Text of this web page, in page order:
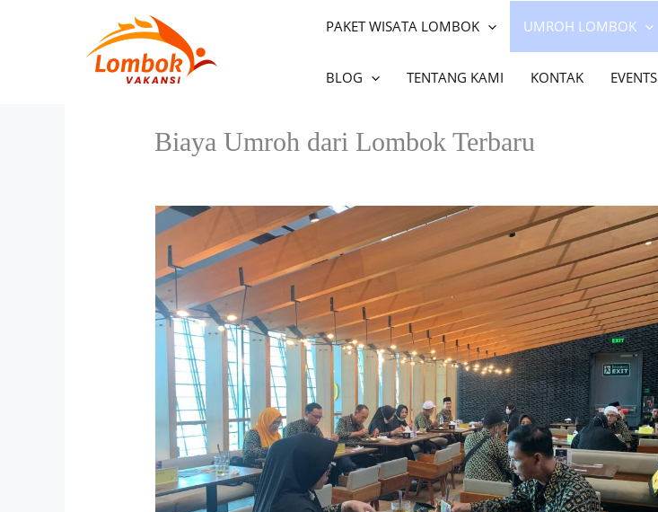
PAKET WISATA LOMBOK UMROH LOMBOK
BLOG TENTANG KAMI KONTAK EVENTS
Biaya Umroh dari Lombok Terbaru